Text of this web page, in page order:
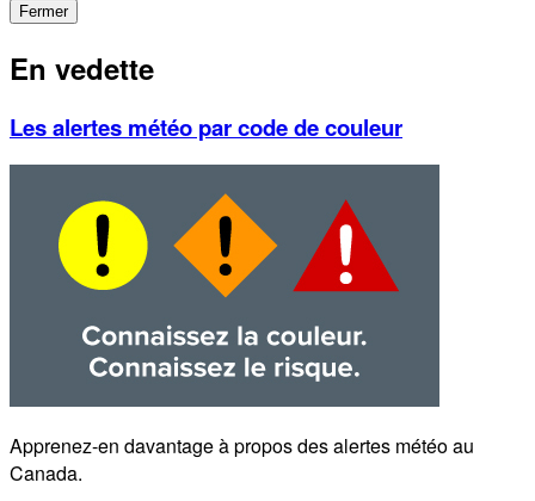
Fermer
En vedette
Les alertes météo par code de couleur
Apprenez-en davantage à propos des alertes météo au
Canada.